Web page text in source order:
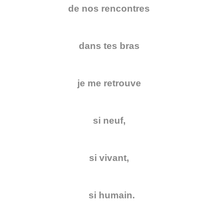
de nos rencontres
dans tes bras
je me retrouve
si neuf,
si vivant,
si humain.